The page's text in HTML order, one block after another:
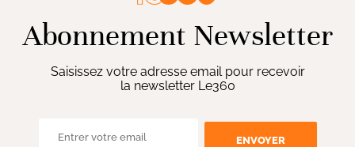
Abonnement Newsletter
Saisissez votre adresse email pour recevoir
la newsletter Le360
ENVOYER